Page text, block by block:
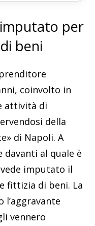
per
beni
coinvolto in
attività di
della
di Napoli. A
al quale è
imputato il
fittizia di beni. La
l’aggravante
vennero